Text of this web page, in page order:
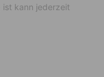
kann jederzeit